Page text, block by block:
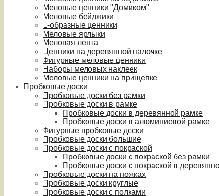
Меловые ценники "Домиком"
Меловые бейджики
L-образные ценники
Меловые ярлыки
Меловая лента
Ценники на деревянной палочке
Фигурные меловые ценники
Наборы меловых наклеек
Меловые ценники на прищепке
Пробковые доски
Пробковые доски без рамки
Пробковые доски в рамке
Пробковые доски в деревянной рамке
Пробковые доски в алюминиевой рамке
Фигурные пробковые доски
Пробковые доски большие
Пробковые доски с покраской
Пробковые доски с покраской без рамки
Пробковые доски с покраской в
Пробковые доски на ножках
Пробковые доски круглые
Пробковые доски с полками